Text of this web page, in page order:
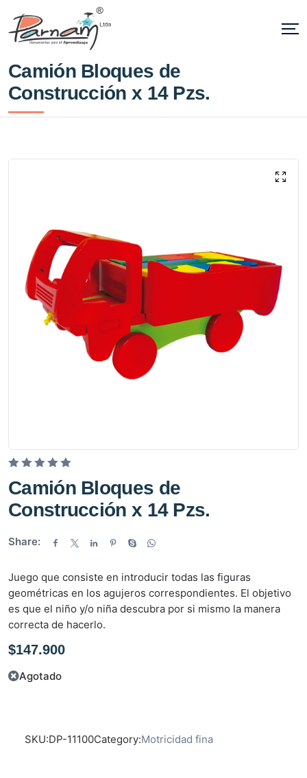
Camión Bloques de
Construcción x 14 Pzs.
V
a
l
r
d
o
e
n
d
e
5
Camión Bloques de
Construcción x 14 Pzs.
Share:
Juego que consiste en introducir todas las figuras
geométricas en los agujeros correspondientes. El objetivo
es que el niño y/o niña descubra por si mismo la manera
correcta de hacerlo.
$147.900
Agotado
SKU:DP-11100Category:Motricidad fina